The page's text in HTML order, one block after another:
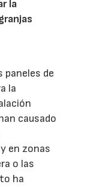
la
paneles de
la
causado
en zonas
o las
ha